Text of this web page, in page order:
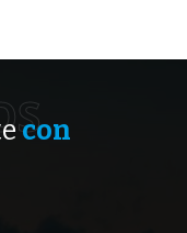
con